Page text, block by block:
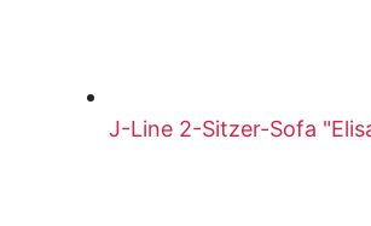
J-Line 2-Sitzer-Sofa